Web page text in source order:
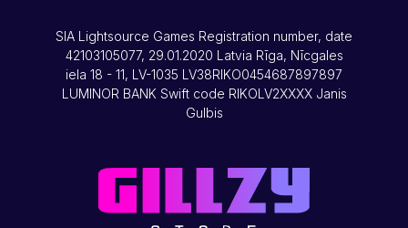
SIA Lightsource Games Registration number, date
42103105077, 29.01.2020 Latvia Rīga, Nīcgales
iela 18 - 11, LV-1035 LV38RIKO0454687897897
LUMINOR BANK Swift code RIKOLV2XXXX Janis
Gulbis